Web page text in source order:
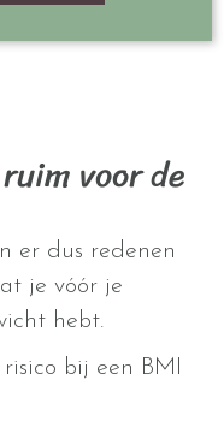
voor de
er dus redenen
je vóór je
hebt.
bij een BMI